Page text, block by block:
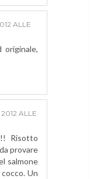
ALLE
ALLE
Risotto
provare
salmone
Un